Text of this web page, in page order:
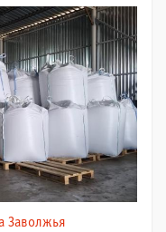
Заволжья